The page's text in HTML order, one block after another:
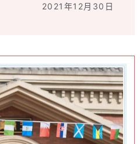
2021年12月30日